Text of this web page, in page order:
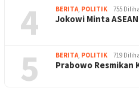
4 BERITA POLITIK 755
Jokowi Minta
5 BERITA POLITIK 719
Prabowo Resmikan